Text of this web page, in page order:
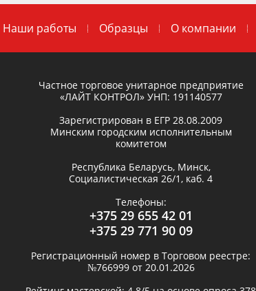
Наши работы Образцы О компании
Частное торговое унитарное предприятие
«ЛАЙТ КОНТРОЛ» УНП: 191140577
Зарегистрирован в ЕГР 28.08.2009
Минским городским исполнительным
комитетом
Республика Беларусь,Минск,
Социалистическая 26/1, каб. 4
Телефоны:
+375 29 655 42 01
+375 29 771 90 09
Регистрационный номер в Торговом реестре:
№766999 от 20.01.2026